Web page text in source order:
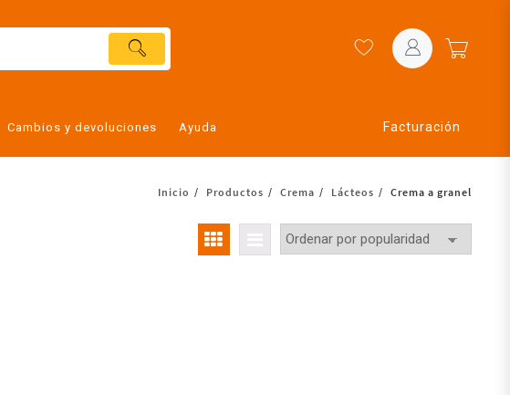
Cambios y devoluciones Ayuda Facturación
Inicio Productos Crema Lácteos Crema a granel